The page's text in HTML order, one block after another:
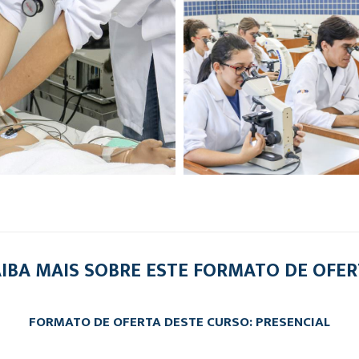
MAIS SOBRE ESTE FORMATO DE
FORMATO DE OFERTA DESTE CURSO: PRESENCIAL